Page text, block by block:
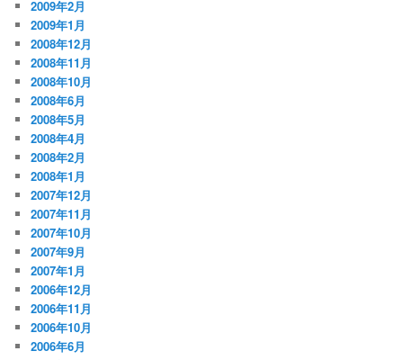
2009年2月
2009年1月
2008年12月
2008年11月
2008年10月
2008年6月
2008年5月
2008年4月
2008年2月
2008年1月
2007年12月
2007年11月
2007年10月
2007年9月
2007年1月
2006年12月
2006年11月
2006年10月
2006年6月